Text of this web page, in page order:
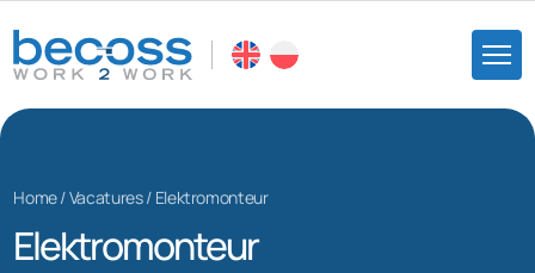
Home/Vacatures/ Elektromonteur
Elektromonteur